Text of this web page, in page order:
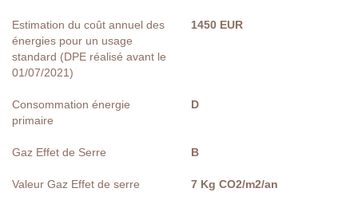
Estimation du coût annuel des
énergies pour un usage
standard (DPE réalisé avant le
01/07/2021)
1450 EUR
Consommation énergie
primaire
D
Gaz Effet de Serre B
Valeur Gaz Effet de serre 7 Kg CO2/m2/an